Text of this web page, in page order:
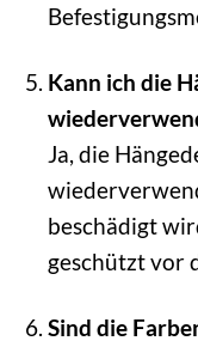
Kann ich die
Ja, die
beschädigt
geschützt vor
Sind die